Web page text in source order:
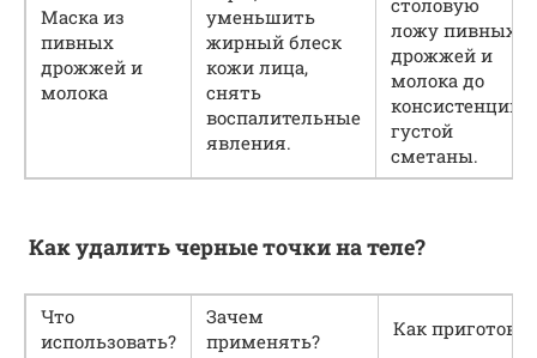
Маска из
пивных
дрожжей и
молока
уменьшить
жирный блеск
кожи лица,
снять
воспалительные
явления.
столовую
ложу пивных
дрожжей и
молока до
консистенции
густой
сметаны.
Как удалить черные точки на теле?
Что
использовать?
Зачем
применять?
Как